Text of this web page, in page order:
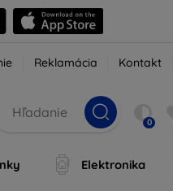
Reklamácia Kontakt
0
Elektronika